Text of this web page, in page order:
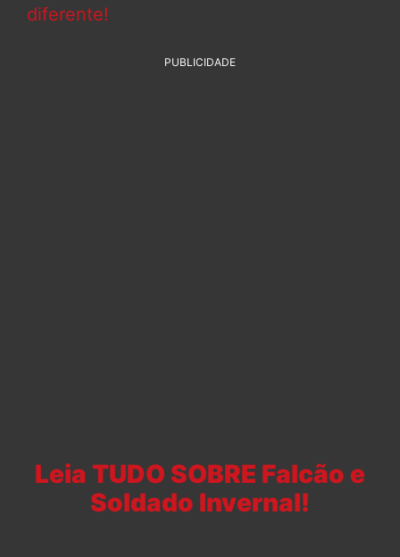
diferente!
PUBLICIDADE
Leia TUDO SOBRE Falcão e
Soldado Invernal!